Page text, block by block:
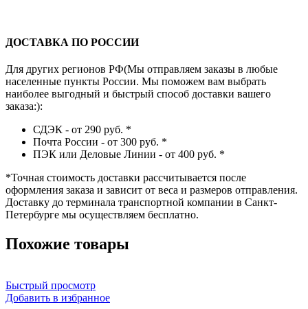
ДОСТАВКА ПО РОССИИ
Для других регионов РФ(Мы отправляем заказы в любые
населенные пункты России. Мы поможем вам выбрать
наиболее выгодный и быстрый способ доставки вашего
заказа:):
СДЭК - от 290 руб. *
Почта России - от 300 руб. *
ПЭК или Деловые Линии - от 400 руб. *
*Точная стоимость доставки рассчитывается после
оформления заказа и зависит от веса и размеров отправления.
Доставку до терминала транспортной компании в Санкт-
Петербурге мы осуществляем бесплатно.
Похожие товары
Быстрый просмотр
Добавить в избранное